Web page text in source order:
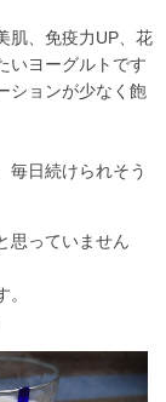
肌、免疫力UP、花
いヨーグルトです
ションが少なく飽
毎日続けられそう
思っていません